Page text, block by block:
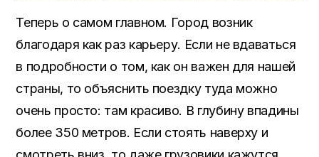
Теперь о самом главном. Город возник
благодаря как раз карьеру. Если не вдаваться
в подробности о том, как он важен для нашей
страны, то объяснить поездку туда можно
очень просто: там красиво. В глубину впадины
более 350 метров. Если стоять наверху и